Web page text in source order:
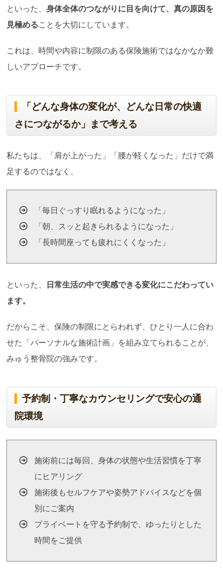
といった、身体全体のつながりに目を向けて、真の原因を
見極めることを大切にしています。
これは、時間や内容に制限のある保険施術ではなかなか難
しいアプローチです。
「どんな身体の変化が、どんな日常の快適
さにつながるか」まで考える
私たちは、「肩が上がった」「腰が軽くなった」だけで満
足するのではなく、
「毎日ぐっすり眠れるようになった」
「朝、スッと起きられるようになった」
「長時間座っても疲れにくくなった」
といった、
日常生活の中で実感できる変化にこだわってい
ます。
だからこそ、保険の制限にとらわれず、ひとり一人に合わ
せた「パーソナルな施術計画」を組み立てられることが、
みゅう整骨院の強みです。
予約制・丁寧なカウンセリングで安心の通
院環境
施術前には毎回、身体の状態や生活習慣を丁寧
にヒアリング
施術後もセルフケアや姿勢アドバイスなどを個
別にご案内
プライベートを守る予約制で、ゆったりとした
時間をご提供